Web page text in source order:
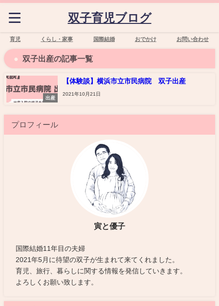
双子育児ブログ
育児 くらし・家事 国際結婚 おでかけ お問い合わせ
双子出産の記事一覧
出産
【体験談】横浜市立市民病院 双子出産
2021年10月21日
プロフィール
寅と優子
国際結婚11年目の夫婦
2021年5月に待望の双子が生まれて来てくれました。
育児、旅行、暮らしに関する情報を発信していきます。
よろしくお願い致します。